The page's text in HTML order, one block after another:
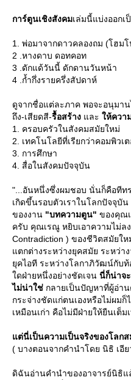
การ์ตูนเชิงสังคมเล่มนี้แบ่งออกเ
1. พ่อมาจากดาวคลองถม (โฮม
2 .หางดาบ ดอทคอท
3 .ดักแด้วันนี้ ดักดานวันหน้า
4 .ก้ำกึ่งรายครึ่งสัปดาห์
ดูจากชื่อแต่ละภาค พอจะอนุมา
ถึง-เสียดสี-รื้อสร้าง ละ ห้ควา
1. ครอบครัวในสังคมสมัยใหม่
2. เทคโนโลยีที่เรียกว่าคอมพิวเต
3. การศึกษา
4. สื่อในสังคมปัจจุบัน
"...อันหนึ่งซึ่งผมชอบ นั่นก็คือทีท
เกิดขึ้นรอบตัวเราในโลกปัจจุบั
ของงาน "บทความตูน" ของคุณ
ครับ คุณเรณู หยิบเอาความไม่ล
Contradiction ) ของชีวิตสมัยใ
ตกต่างระหว่างยุคสมัย ระหว่า
คไอที ระหว่างโลกาภิวัฒน์กับ
ดฝ่ายหนึ่งอย่างชัดเจน นี่ก็น่าจ
ไม่น่าใช่ กลายเป็นปัญหาที่ผู้อ่าน
กระจ่างชัดแก่ตนเองหรือไม่ผมก็
เหมือนเก่า คือไม่มีฝ่ายให้ยืนเต็ม
ต่นี่เป็นความเป็นจริงของโลก
( บางตอนจากคำนำโดย นิธิ เอีย
ดิฉันอ่านคำนำของอาจารย์นิธิแ